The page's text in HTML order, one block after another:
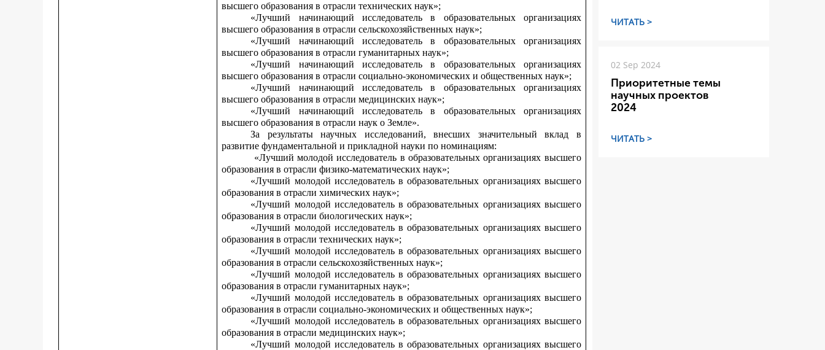
высшего образования в отрасли технических наук»;
«Лучший начинающий исследователь в образовательных организациях
высшего образования в отрасли сельскохозяйственных наук»;
«Лучший начинающий исследователь в образовательных организациях
высшего образования в отрасли гуманитарных наук»;
«Лучший начинающий исследователь в образовательных организациях
высшего образования в отрасли социально-экономических и общественных наук»;
«Лучший начинающий исследователь в образовательных организациях
высшего образования в отрасли медицинских наук»;
«Лучший начинающий исследователь в образовательных организациях
высшего образования в отрасли наук о Земле».
За результаты научных исследований, внесших значительный вклад в
развитие фундаментальной и прикладной науки по номинациям:
«Лучший молодой исследователь в образовательных организациях высшего
образования в отрасли физико-математических наук»;
«Лучший молодой исследователь в образовательных организациях высшего
образования в отрасли химических наук»;
«Лучший молодой исследователь в образовательных организациях высшего
образования в отрасли биологических наук»;
«Лучший молодой исследователь в образовательных организациях высшего
образования в отрасли технических наук»;
«Лучший молодой исследователь в образовательных организациях высшего
образования в отрасли сельскохозяйственных наук»;
«Лучший молодой исследователь в образовательных организациях высшего
образования в отрасли гуманитарных наук»;
«Лучший молодой исследователь в образовательных организациях высшего
образования в отрасли социально-экономических и общественных наук»;
«Лучший молодой исследователь в образовательных организациях высшего
образования в отрасли медицинских наук»;
«Лучший молодой исследователь в образовательных организациях высшего
ЧИТАТЬ >
02 Sep 2024
Приоритетные темы
научных проектов
2024
ЧИТАТЬ >